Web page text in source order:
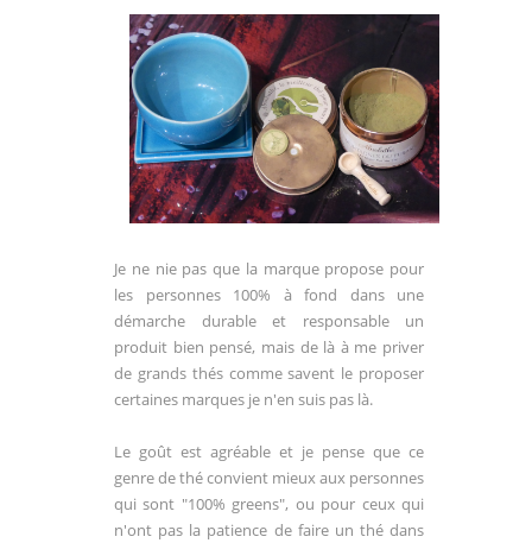
Je ne nie pas que la marque propose pour
les personnes 100% à fond dans une
démarche durable et responsable un
produit bien pensé, mais de là à me priver
de grands thés comme savent le proposer
certaines marques je n'en suis pas là.
Le goût est agréable et je pense que ce
genre de thé convient mieux aux personnes
qui sont "100% greens", ou pour ceux qui
n'ont pas la patience de faire un thé dans